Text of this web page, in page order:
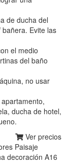
de ducha del
Evite las
el medio
del baño
no usar
ducha de hotel,
Ver precios